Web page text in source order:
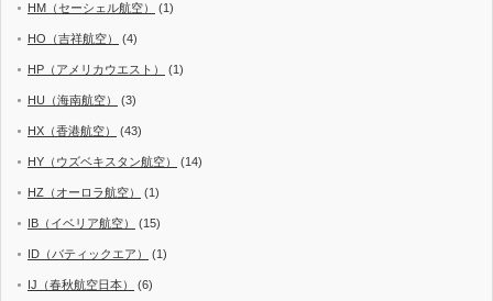
HM（セーシェル航空） (1)
HO（吉祥航空） (4)
HP（アメリカウエスト） (1)
HU（海南航空） (3)
HX（香港航空） (43)
HY（ウズベキスタン航空） (14)
HZ（オーロラ航空） (1)
IB（イベリア航空） (15)
ID（バティックエア） (1)
IJ（春秋航空日本） (6)